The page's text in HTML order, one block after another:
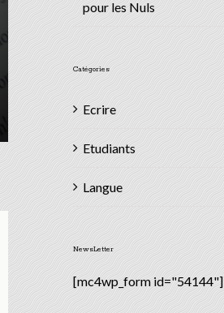
pour les Nuls
Catégories
Ecrire
Etudiants
Langue
NewsLetter
[mc4wp_form id="54144"]